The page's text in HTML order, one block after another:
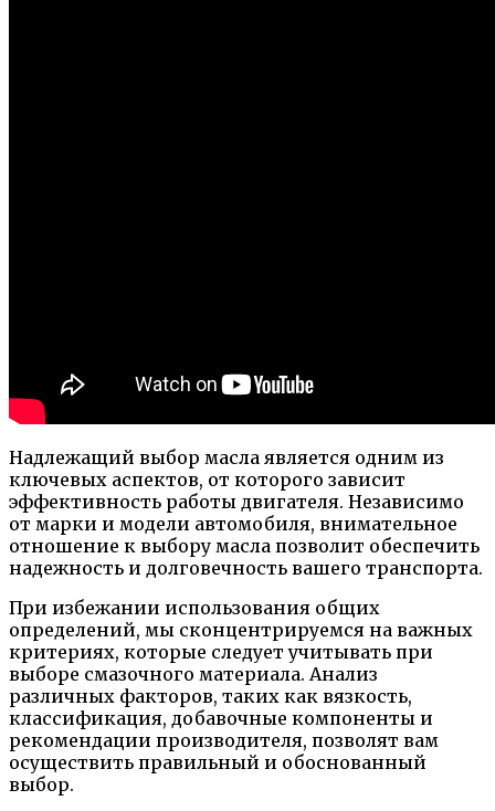
Надлежащий выбор масла является одним из
ключевых аспектов, от которого зависит
эффективность работы двигателя. Независимо
от марки и модели автомобиля, внимательное
отношение к выбору масла позволит обеспечить
надежность и долговечность вашего транспорта.
При избежании использования общих
определений, мы сконцентрируемся на важных
критериях, которые следует учитывать при
выборе смазочного материала. Анализ
различных факторов, таких как вязкость,
классификация, добавочные компоненты и
рекомендации производителя, позволят вам
осуществить правильный и обоснованный
выбор.